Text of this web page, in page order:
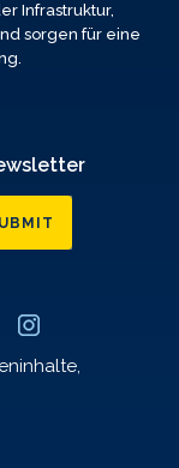
Infrastruktur,
sorgen für eine